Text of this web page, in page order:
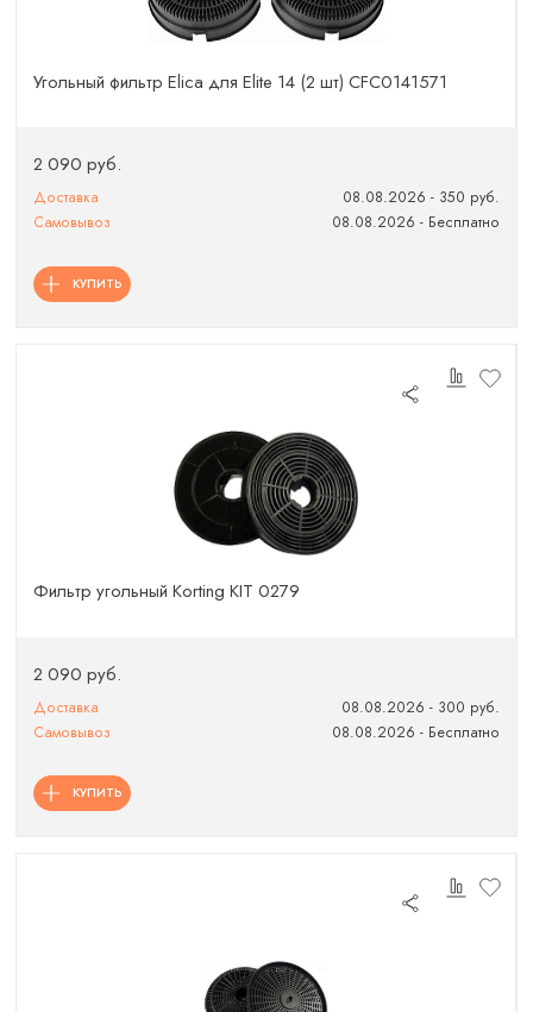
Угольный фильтр Elica для Elite 14 (2 шт) CFC0141571
2 090 руб.
Доставка
08.08.2026 - 350 руб.
Самовывоз
08.08.2026 - Бесплатно
КУПИТЬ
Фильтр угольный Korting KIT 0279
2 090 руб.
Доставка
08.08.2026 - 300 руб.
Самовывоз
08.08.2026 - Бесплатно
КУПИТЬ